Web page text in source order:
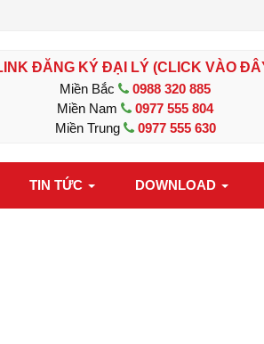
ĐĂNG KÝ ĐẠI LÝ (CLICK VÀO
Miền Bắc
0988 320 885
Miền Nam
0977 555 804
Miền Trung
0977 555 630
TIN TỨC DOWNLOAD